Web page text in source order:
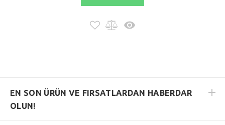
EN SON ÜRÜN VE FIRSATLARDAN HABERDAR
OLUN!